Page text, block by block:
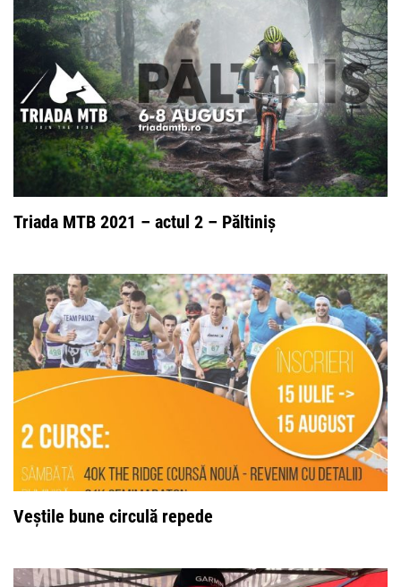
Triada MTB 2021 – actul 2 – Păltiniș
Veștile bune circulă repede